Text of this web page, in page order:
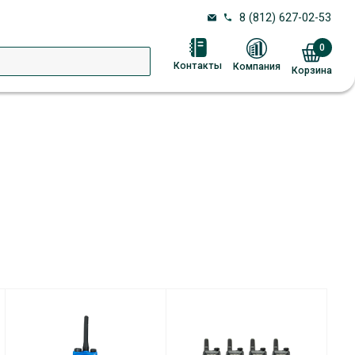
8 (812) 627-02-53
Контакты Компания Корзина
0